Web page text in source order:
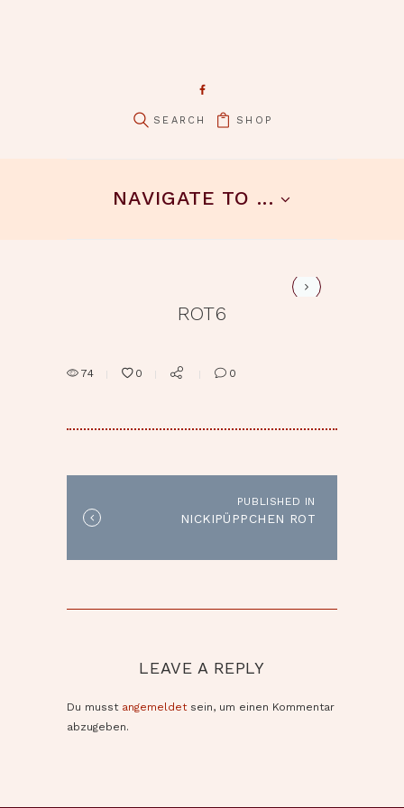
SHOP
NAVIGATE TO ...
rot3
ROT6
74 0 0
PUBLISHED IN
post:
NICKIPÜPPCHEN ROT
LEAVE A REPLY
Du musst angemeldetsein, um einen Kommentar
abzugeben.